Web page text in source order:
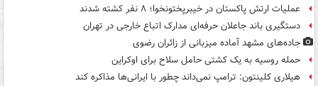
عملیات ارتش پاکستان در خیبرپختونخوا؛ ۸ نفر کشته شدند
دستگیری باند جاعلان حرفه‌ای مدارک اتباع خارجی در تهران
جاده‌های مشهد آماده میزبانی از زائران رضوی
حمله روسیه به یک کشتی حامل سلاح برای اوکراین
هیلاری کلینتون: ترامپ نمی‌داند چطور با ایرانی‌ها مذاکره کند